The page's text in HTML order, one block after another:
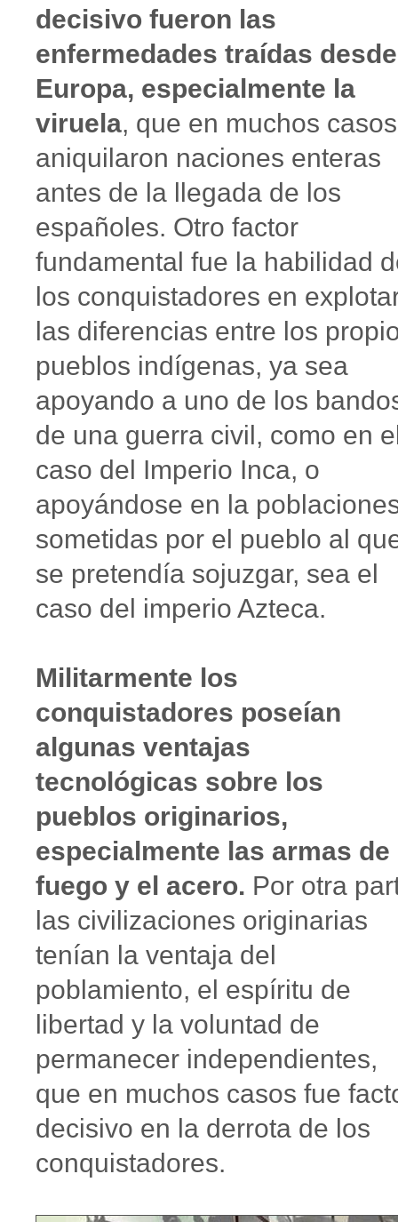
decisivo fueron las
enfermedades traídas desde
Europa, especialmente la
viruela, que en muchos casos
aniquilaron naciones enteras
antes de la llegada de los
españoles. Otro factor
fundamental fue la habilidad
los conquistadores en
las diferencias entre los
pueblos indígenas, ya sea
apoyando a uno de los
de una guerra civil, como en
caso del Imperio Inca, o
apoyándose en la
sometidas por el pueblo al
se pretendía sojuzgar, sea el
caso del imperio Azteca.
Militarmente los
conquistadores poseían
algunas ventajas
tecnológicas sobre los
pueblos originarios,
especialmente las armas de
fuego y el acero. Por otra
las civilizaciones originarias
tenían la ventaja del
poblamiento, el espíritu de
libertad y la voluntad de
permanecer independientes,
que en muchos casos fue
decisivo en la derrota de los
conquistadores.